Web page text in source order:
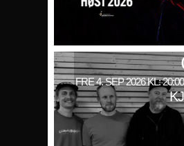
FRE 4. SEP 2026 KL: